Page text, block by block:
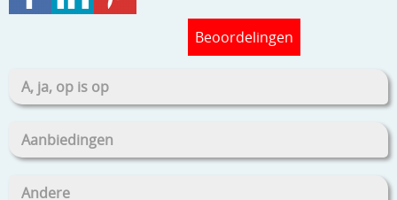
Beoordelingen
A, ja, op is op
Aanbiedingen
Andere